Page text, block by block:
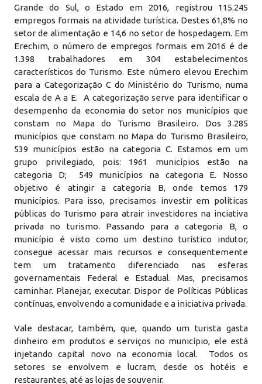
Grande do Sul, o Estado em 2016, registrou 115.245
empregos formais na atividade turística. Destes 61,8% no
setor de alimentação e 14,6 no setor de hospedagem. Em
Erechim, o número de empregos formais em 2016 é de
1.398 trabalhadores em 304 estabelecimentos
característicos do Turismo. Este número elevou Erechim
para a Categorização C do Ministério do Turismo, numa
escala de A a E. A categorização serve para identificar o
desempenho da economia do setor nos municípios que
constam no Mapa do Turismo Brasileiro. Dos 3.285
municípios que constam no Mapa do Turismo Brasileiro,
539 municípios estão na categoria C. Estamos em um
grupo privilegiado, pois: 1961 municípios estão na
categoria D; 549 municípios na categoria E. Nosso
objetivo é atingir a categoria B, onde temos 179
municípios. Para isso, precisamos investir em políticas
públicas do Turismo para atrair investidores na inciativa
privada no turismo. Passando para a categoria B, o
município é visto como um destino turístico indutor,
consegue acessar mais recursos e consequentemente
tem um tratamento diferenciado nas esferas
governamentais Federal e Estadual. Mas, precisamos
caminhar. Planejar, executar. Dispor de Políticas Públicas
contínuas, envolvendo a comunidade e a iniciativa privada.
Vale destacar, também, que, quando um turista gasta
dinheiro em produtos e serviços no município, ele está
injetando capital novo na economia local. Todos os
setores se envolvem e lucram, desde os hotéis e
restaurantes, até as lojas de souvenir.